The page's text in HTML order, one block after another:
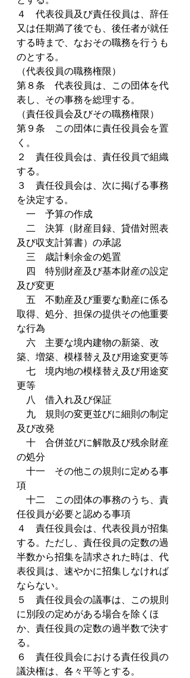
４　代表役員及び責任役員は、辞任
又は任期満了後でも、後任者が就任
する時まで、なおその職務を行うも
のとする。
（代表役員の職務権限）
第８条　代表役員は、この団体を代
表し、その事務を総理する。
（責任役員会及びその職務権限）
第９条　この団体に責任役員会を置
く。
２　責任役員会は、責任役員で組織
する。
３　責任役員会は、次に掲げる事務
を決定する。
一　予算の作成
二　決算（財産目録、貸借対照表
及び収支計算書）の承認
三　歳計剰余金の処置
四　特別財産及び基本財産の設定
及び変更
五　不動産及び重要な動産に係る
取得、処分、担保の提供その他重要
な行為
六　主要な境内建物の新築、改
築、増築、模様替え及び用途変更等
七　境内地の模様替え及び用途変
更等
八　借入れ及び保証
九　規則の変更並びに細則の制定
及び改発
十　合併並びに解散及び残余財産
の処分
十一　その他この規則に定める事
項
十二　この団体の事務のうち、責
任役員が必要と認める事項
４　責任役員会は、代表役員が招集
する。ただし、責任役員の定数の過
半数から招集を請求された時は、代
表役員は、速やかに招集しなければ
ならない。
５　責任役員会の議事は、この規則
に別段の定めがある場合を除くほ
か、責任役員の定数の過半数で決す
る。
６　責任役員会における責任役員の
議決権は、各々平等とする。